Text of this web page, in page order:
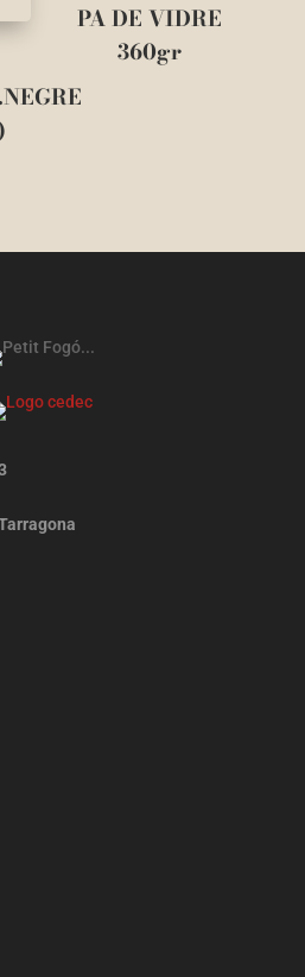
PA DE VIDRE
360gr